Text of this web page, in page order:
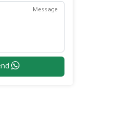
Message